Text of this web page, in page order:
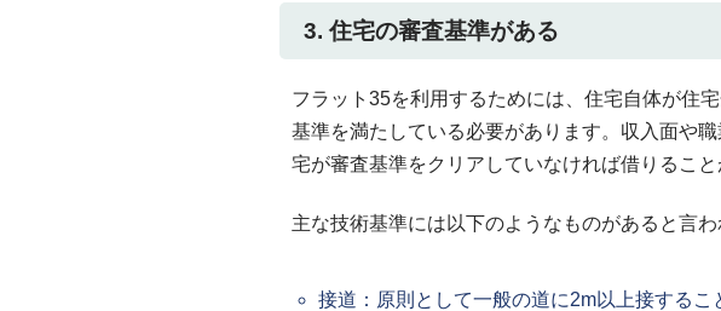
3. 住宅の審査基準がある
フラット35を利用するためには、住宅自体が住
基準を満たしている必要があります。収入面や
宅が審査基準をクリアしていなければ借りること
主な技術基準には以下のようなものがあると言わ
接道：原則として一般の道に2m以上接するこ